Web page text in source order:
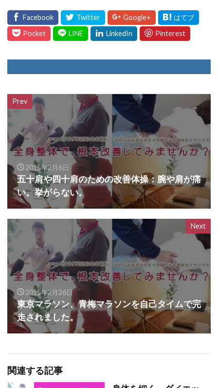
Prev
2015年2月6日
五十肩や四十肩のための改善体操：腕や肩が痛
い。挙がらない。
Next
2015年2月26日
東京マラソン、青梅マラソンを自己タイムで完
走されました。
関連する記事